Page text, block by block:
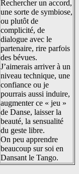
Rechercher un accord,
une sorte de symbiose,
ou plutôt de
complicité, de
dialogue avec le
partenaire, rire parfois
des bévues.
J’aimerais arriver à un
niveau technique, une
confiance ou je
pourrais aussi induire,
augmenter ce « jeu »
de Danse, laisser la
beauté, la sensualité
du geste libre.
On peu apprendre
beaucoup sur soi en
Dansant le Tango.